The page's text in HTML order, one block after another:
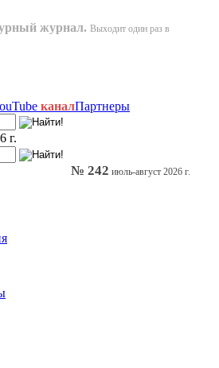
журнал. Выходит один раз в
каналПартнеры
г.
№ 242 июль-август 2026 г.